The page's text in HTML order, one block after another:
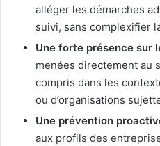
alléger les démarches
suivi, sans complexifier
Une forte présence sur
menées directement au
compris dans les
ou d’organisations
Une prévention
aux profils des